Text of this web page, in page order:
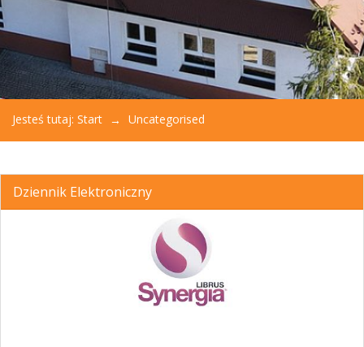
Jesteś tutaj: Start Uncategorised
Dziennik Elektroniczny